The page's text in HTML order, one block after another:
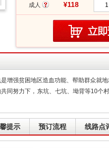
成人 ¥118
增强贫困地区造血功能、帮助群众就
同努力下，东坑、七坑、坳背等10个
提示 预订流程 线路点